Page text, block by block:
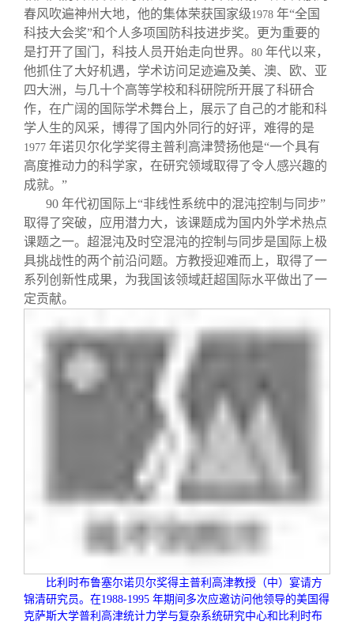
春风吹遍神州大地，他的集体荣获国家级1978 年“全国
科技大会奖”和个人多项国防科技进步奖。更为重要的
是打开了国门，科技人员开始走向世界。 80 年代以来，
他抓住了大好机遇，学术访问足迹遍及美、澳、欧、亚
四大洲，与几十个高等学校和科研院所开展了科研合
作，在广阔的国际学术舞台上，展示了自己的才能和科
学人生的风采，博得了国内外同行的好评，难得的是
1977 年诺贝尔化学奖得主普利高津赞扬他是“一个具有
高度推动力的科学家，在研究领域取得了令人感兴趣的
成就。”
90 年代初国际上“非线性系统中的混沌控制与同步”
取得了突破，应用潜力大，该课题成为国内外学术热点
课题之一。超混沌及时空混沌的控制与同步是国际上极
具挑战性的两个前沿问题。方教授迎难而上，取得了一
系列创新性成果，为我国该领域赶超国际水平做出了一
定贡献。
比利时布鲁塞尔诺贝尔奖得主普利高津教授（中）宴请方
锦清研究员。在1988-1995 年期间多次应邀访问他领导的美国得
克萨斯大学普利高津统计力学与复杂系统研究中心和比利时布